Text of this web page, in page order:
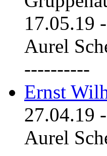
17.05.19 -
Aurel
----------
Ernst
27.04.19 -
Aurel